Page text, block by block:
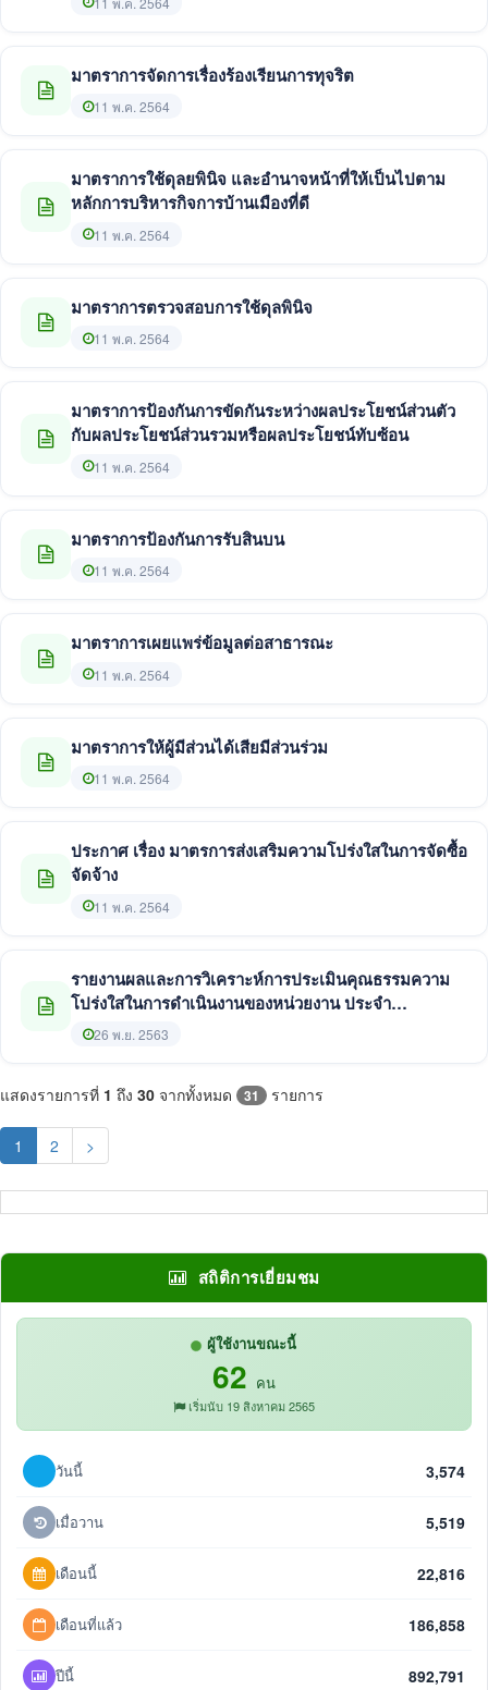
มาตราการจัดการเรื่องร้องเรียนการทุจริต
11 พ.ค. 2564
มาตราการใช้ดุลยพินิจ และอำนาจหน้าที่ให้เป็นไปตาม
หลักการบริหารกิจการบ้านเมืองที่ดี
11 พ.ค. 2564
มาตราการตรวจสอบการใช้ดุลพินิจ
11 พ.ค. 2564
มาตราการป้องกันการขัดกันระหว่างผลประโยชน์ส่วนตัว
กับผลประโยชน์ส่วนรวมหรือผลประโยชน์ทับซ้อน
11 พ.ค. 2564
มาตราการป้องกันการรับสินบน
11 พ.ค. 2564
มาตราการเผยแพร่ข้อมูลต่อสาธารณะ
11 พ.ค. 2564
มาตราการให้ผู้มีส่วนได้เสียมีส่วนร่วม
11 พ.ค. 2564
ประกาศ เรื่อง มาตรการส่งเสริมความโปร่งใสในการจัดซื้อ
จัดจ้าง
11 พ.ค. 2564
รายงานผลและการวิเคราะห์การประเมินคุณธรรมความ
โปร่งใสในการดำเนินงานของหน่วยงาน ประจำ
ปีงบประมาณ พ.ศ. 2563
26 พ.ย. 2563
แสดงรายการที่ 1 ถึง 30 จากทั้งหมด 31 รายการ
1 (current)
2 >
สถิติการเยี่ยมชม
ผู้ใช้งานขณะนี้
62 คน
เริ่มนับ 19 สิงหาคม 2565
วันนี้ 3,574
เมื่อวาน 5,519
เดือนนี้ 22,816
เดือนที่แล้ว 186,858
ปีนี้ 892,791